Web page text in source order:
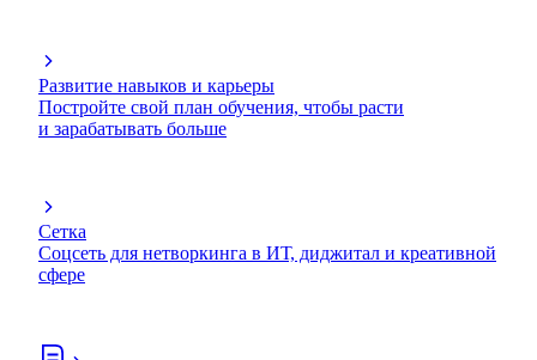
Развитие навыков и карьеры
Постройте свой план обучения, чтобы расти
и зарабатывать больше
Сетка
Соцсеть для нетворкинга в ИТ, диджитал и креативной
сфере